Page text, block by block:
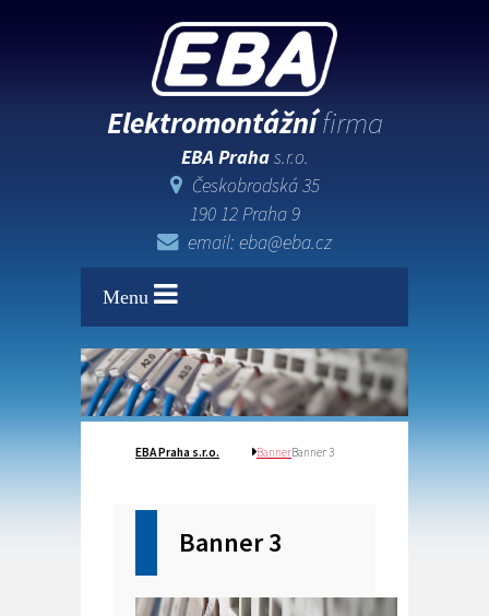
Elektromontážnífirma
EBA Prahas.r.o.
Českobrodská 35
190 12 Praha 9
email: eba@eba.cz
Menu
EBA Praha s.r.o. BannerBanner 3
Banner 3